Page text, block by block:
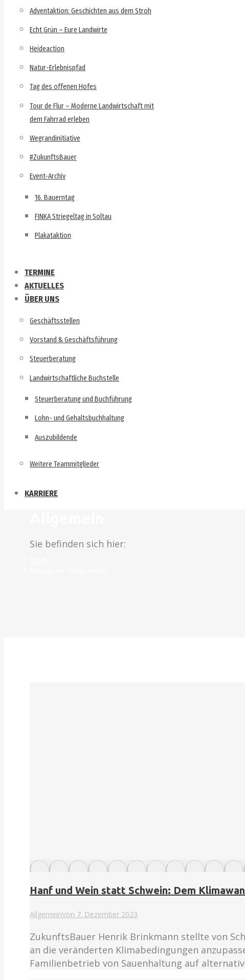
Adventaktion: Geschichten aus dem Stroh
Echt Grün – Eure Landwirte
Heideaction
Natur-Erlebnispfad
Tag des offenen Hofes
Tour de Flur – Moderne Landwirtschaft mit
dem Fahrrad erleben
Wegrandinitiative
#ZukunftsBauer
Event-Archiv
16. Bauerntag
FINKA Striegeltag in Soltau
Plakataktion
TERMINE
AKTUELLES
ÜBER UNS
Geschäftsstellen
Vorstand & Geschäftsführung
Steuerberatung
Landwirtschaftliche Buchstelle
Steuerberatung und Buchführung
Lohn- und Gehaltsbuchhaltung
Auszubildende
Weitere Teammitglieder
KARRIERE
Sie befinden sich hier:
Hanf und Wein statt Schwein: Dem
AllgemeinVon 7. Dezember 2023
ZukunftsBauer Henrik Brinkmann stellte von
an die veränderten Klimabedingungen
Familienbetrieb von Sauenhaltung auf